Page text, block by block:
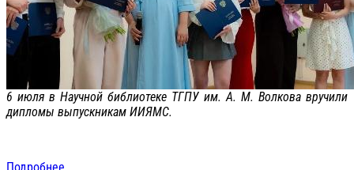
6 июля в Научной библиотеке ТГПУ им. А. М. Волкова вручили
дипломы выпускникам ИИЯМС.
Подробнее